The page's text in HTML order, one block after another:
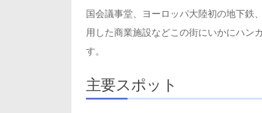
国会議事堂、ヨーロッパ大陸初の地下鉄
用した商業施設などこの街にいかにハン
す。
主要スポット